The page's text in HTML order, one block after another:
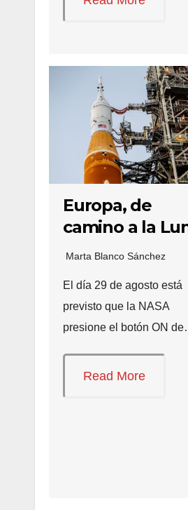
Europa, de
camino a la
Marta Blanco Sánchez
El día 29 de agosto está
previsto que la NASA
presione el botón ON
Read More